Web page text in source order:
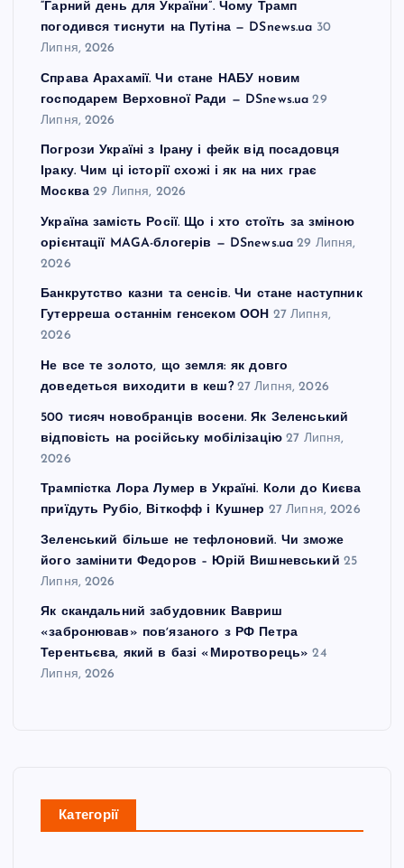
“Гарний день для України”. Чому Трамп
погодився тиснути на Путіна — DSnews.ua 30
Липня, 2026
Справа Арахамії. Чи стане НАБУ новим
господарем Верховної Ради — DSnews.ua 29
Липня, 2026
Погрози Україні з Ірану і фейк від посадовця
Іраку. Чим ці історії схожі і як на них грає
Москва 29 Липня, 2026
Україна замість Росії. Що і хто стоїть за зміною
орієнтації MAGA-блогерів — DSnews.ua 29 Липня,
2026
Банкрутство казни та сенсів. Чи стане наступник
Гутерреша останнім генсеком ООН 27 Липня,
2026
Не все те золото, що земля: як довго
доведеться виходити в кеш? 27 Липня, 2026
500 тисяч новобранців восени. Як Зеленський
відповість на російську мобілізацію 27 Липня,
2026
Трампістка Лора Лумер в Україні. Коли до Києва
приїдуть Рубіо, Віткофф і Кушнер 27 Липня, 2026
Зеленський більше не тефлоновий. Чи зможе
його замінити Федоров – Юрій Вишневський 25
Липня, 2026
Як скандальний забудовник Вавриш
«забронював» повʼязаного з РФ Петра
Терентьєва, який в базі «Миротворець» 24
Липня, 2026
Категорії